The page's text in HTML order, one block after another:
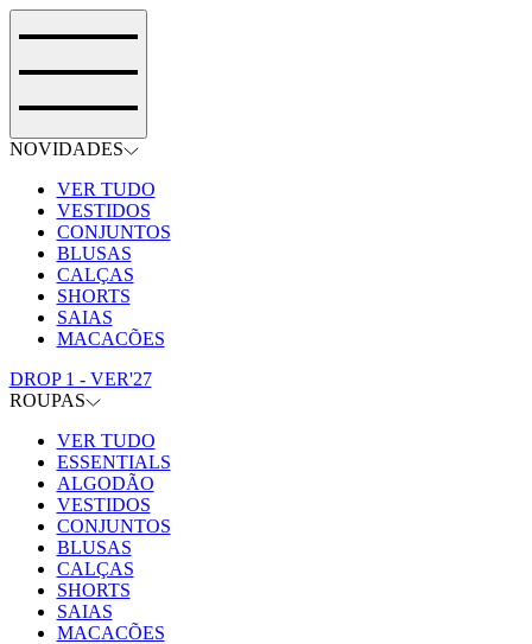
NOVIDADES
VER TUDO
VESTIDOS
CONJUNTOS
BLUSAS
CALÇAS
SHORTS
SAIAS
MACACÕES
DROP 1 - VER'27
ROUPAS
VER TUDO
ESSENTIALS
ALGODÃO
VESTIDOS
CONJUNTOS
BLUSAS
CALÇAS
SHORTS
SAIAS
MACACÕES